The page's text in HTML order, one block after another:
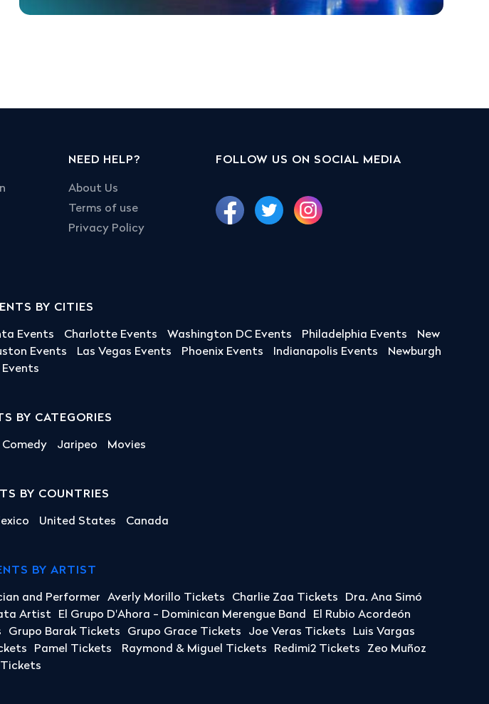
NEED HELP?
About Us
Terms of use
Privacy Policy
FOLLOW US ON SOCIAL MEDIA
BY CITIES
Events Charlotte Events Washington DC Events Philadelphia Events
New
Events Las Vegas Events Phoenix Events Indianapolis Events
Newburgh
Events
BY CATEGORIES
Comedy Jaripeo Movies
BY COUNTRIES
United States Canada
BY ARTIST
and Performer Averly Morillo Tickets Charlie Zaa Tickets
Dra. Ana Simó
Artist El Grupo D'Ahora - Dominican Merengue Band
El Rubio Acordeón
Grupo Barak Tickets Grupo Grace Tickets Joe Veras Tickets
Luis Vargas
Pamel Tickets Raymond & Miguel Tickets Redimi2 Tickets
Zeo Muñoz
Tickets